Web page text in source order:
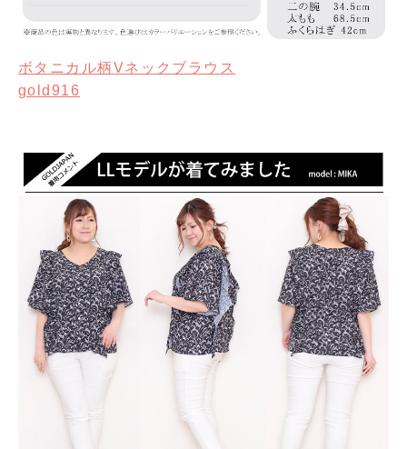
ボタニカル柄Vネックブラウス
gold916